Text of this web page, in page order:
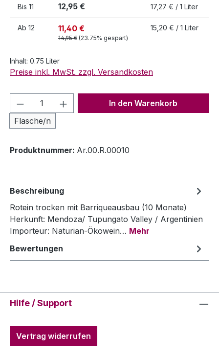
Bis 11 12,95 € 17,27 € / 1 Liter
Ab 12 11,40 €
14,95 € (23.75% gespart)
15,20 € / 1 Liter
Inhalt: 0.75 Liter
Preise inkl. MwSt. zzgl. Versandkosten
Produkt Anzahl: Gib den
Flasche/n
In den Warenkorb
Produktnummer: Ar.00.R.00010
Beschreibung
Rotein trocken mit Barriqueausbau (10 Monate)
Herkunft: Mendoza/ Tupungato Valley / Argentinien
Importeur: Naturian-Ökowein… Mehr
Bewertungen
Hilfe / Support
Vertrag widerrufen